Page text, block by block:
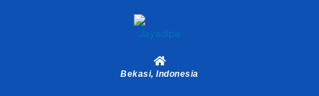
Bekasi, Indonesia